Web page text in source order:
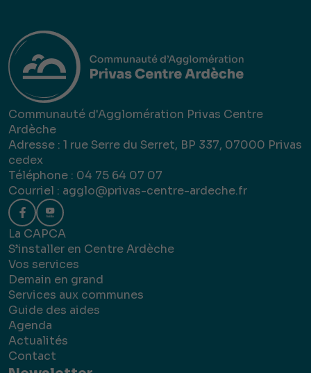
Communauté d'Agglomération Privas Centre
Ardèche
Adresse : 1 rue Serre du Serret, BP 337, 07000 Privas
cedex
Téléphone : 04 75 64 07 07
Courriel : agglo@privas-centre-ardeche.fr
La CAPCA
S’installer en Centre Ardèche
Vos services
Demain en grand
Services aux communes
Guide des aides
Agenda
Actualités
Contact